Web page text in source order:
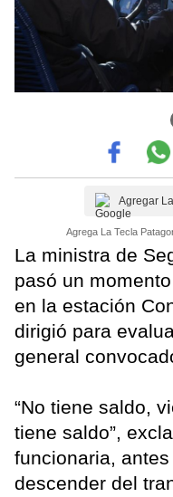
Agregar
Agrega La Tecla
La ministra de
pasó un
en la estación
dirigió para
general
“No tiene saldo,
tiene saldo”,
funcionaria,
descender del